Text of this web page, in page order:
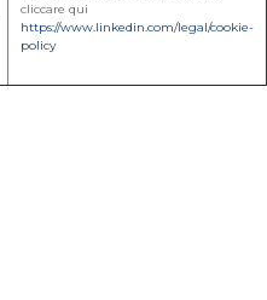
cliccare qui
https://www.linkedin.com/legal/cookie-
policy